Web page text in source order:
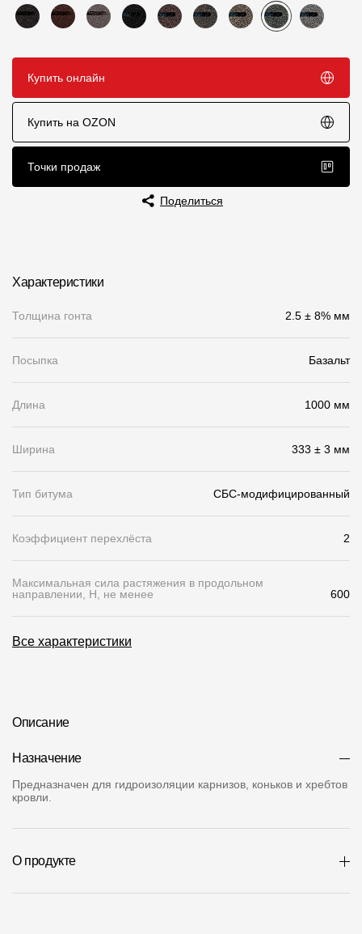
Пластиковые водосточные системы
Документация
Сертификаты
Гарантии
Фото объектов
Сервисы
Конструктор
Компания
О компании
Контакты
Купить онлайн
Купить на OZON
Точки продаж
Поделиться
Характеристики
Толщина гонта 2.5 ± 8% мм
Посыпка Базальт
Длина 1000 мм
Ширина 333 ± 3 мм
Тип битума СБС-модифицированный
Коэффициент перехлёста 2
Максимальная сила растяжения в продольном
направлении, Н, не менее
600
Все характеристики
Описание
Назначение
Предназначен для гидроизоляции карнизов, коньков и хребтов
кровли.
О продукте